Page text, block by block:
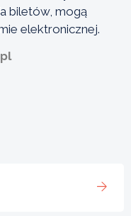
biletów, mogą
elektronicznej.